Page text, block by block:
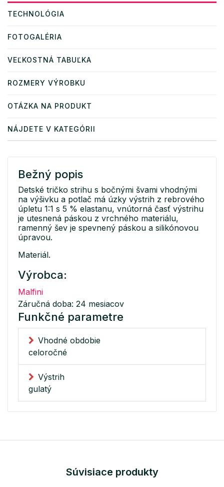
TECHNOLÓGIA
FOTOGALÉRIA
VEĽKOSTNÁ TABUĽKA
ROZMERY VÝROBKU
OTÁZKA NA PRODUKT
NÁJDETE V KATEGÓRII
Bežný popis
Detské tričko strihu s bočnými švami vhodnými
na výšivku a potlač má úzky výstrih z rebrového
úpletu 1:1 s 5 % elastanu, vnútorná časť výstrihu
je utesnená páskou z vrchného materiálu,
ramenný šev je spevnený páskou a silikónovou
úpravou.
Materiál.
Výrobca:
Malfini
Záručná doba: 24 mesiacov
Funkčné parametre
Vhodné obdobie
celoročné
Výstrih
gulatý
Súvisiace produkty